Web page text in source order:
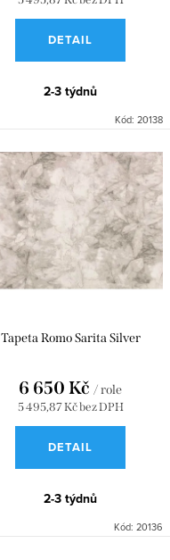
DETAIL
2-3 týdnů
Kód: 20138
Tapeta Romo Sarita Silver
5 495,87 Kč bez DPH
6 650 Kč / role
DETAIL
2-3 týdnů
Kód: 20136